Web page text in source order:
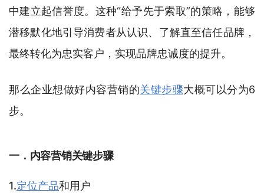
中建立起信誉度。这种“给予先于索取”的策略，能够
潜移默化地引导消费者从认识、了解直至信任品牌，
最终转化为忠实客户，实现品牌忠诚度的提升。
那么企业想做好内容营销的关键步骤大概可以分为6
步。
一．内容营销关键步骤
1.定位产品和用户